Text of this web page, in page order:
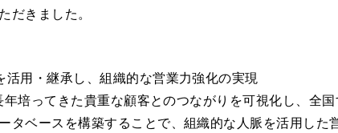
だきました。
用・継承し、組織的な営業力強化の実現
培ってきた貴重な顧客とのつながりを可視化し、全
タベースを構築することで、組織的な人脈を活用した